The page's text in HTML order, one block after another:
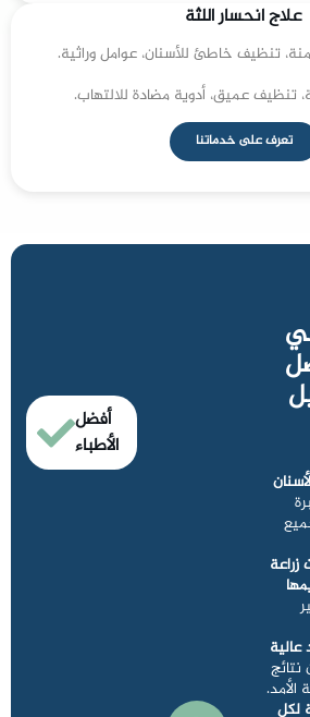
علاج انحسار اللثة
تنظيف خاطئ للأسنان، عوامل وراثية.
تنظيف عميق، أدوية مضادة للالتهاب.
تعرف على خدماتنا
الأمد.
لكل
أفضل
الأطباء